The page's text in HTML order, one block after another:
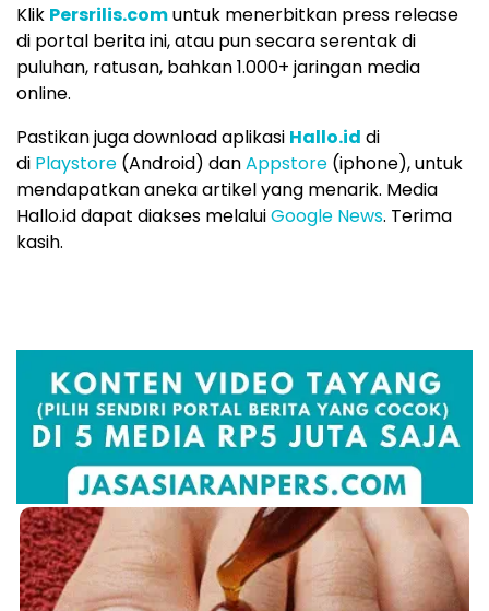
Klik Persrilis.comuntuk menerbitkan press release
di portal berita ini, atau pun secara serentak di
puluhan, ratusan, bahkan 1.000+ jaringan media
online.
Pastikan juga download aplikasi Hallo.id di
di Playstore (Android) danAppstore (iphone), untuk
mendapatkan aneka artikel yang menarik. Media
Hallo.id dapat diakses melaluiGoogle News. Terima
kasih.